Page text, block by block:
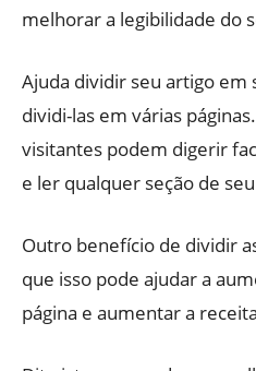
melhorar a legibilidade do
Ajuda dividir seu artigo em
dividi-las em várias
visitantes podem digerir
e ler qualquer seção de
Outro benefício de dividir
que isso pode ajudar a
página e aumentar a